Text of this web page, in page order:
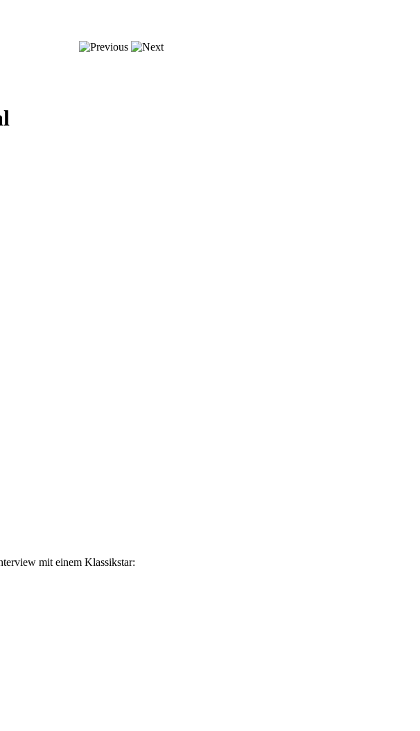
mit einem Klassikstar: